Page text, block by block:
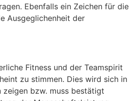
Ebenfalls ein Zeichen für die
Ausgeglichenheit der
Fitness und der Teamspirit
zu stimmen. Dies wird sich in
zeigen bzw. muss bestätigt